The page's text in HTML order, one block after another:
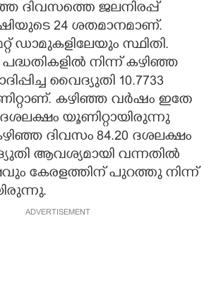
ദിവസത്തെ ജലനിരപ്പ്
24 ശതമാനമാണ്.
ഡാമുകളിലേയും സ്ഥിതി.
നിന്ന് കഴിഞ്ഞ
വൈദ്യുതി 10.7733
കഴിഞ്ഞ വർഷം ഇതേ
ദശലക്ഷം യൂണിറ്റായിരുന്നു
ദിവസം 84.20 ദശലക്ഷം
ആവശ്യമായി വന്നതിൽ
കേരളത്തിന് പുറത്തു നിന്ന്
ADVERTISEMENT